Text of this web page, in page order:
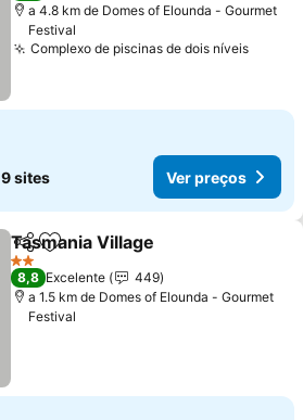
a 4.8 km de Domes of Elounda - Gourmet
Festival
Complexo de piscinas de dois níveisVer
9 sites Ver preços
PartilharAdicionar aos favoritos
Tasmania Village
2 Estrelas
8,8 Excelente
449
a 1.5 km de Domes of Elounda - Gourmet
Festival